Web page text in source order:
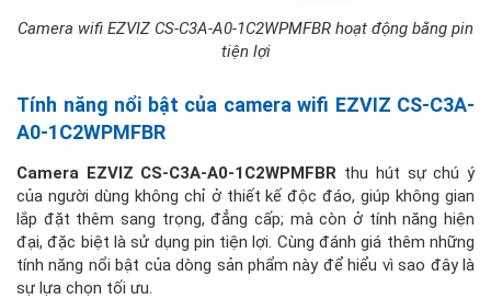
Camera wifi EZVIZ CS-C3A-A0-1C2WPMFBR hoạt động bằng pin
tiện lợi
Tính năng nổi bật của camera wifi EZVIZ CS-C3A-
A0-1C2WPMFBR
Camera EZVIZ CS-C3A-A0-1C2WPMFBR thu hút sự chú ý
của người dùng không chỉ ở thiết kế độc đáo, giúp không gian
lắp đặt thêm sang trọng, đẳng cấp; mà còn ở tính năng hiện
đại, đặc biệt là sử dụng pin tiện lợi. Cùng đánh giá thêm những
tính năng nổi bật của dòng sản phẩm này để hiểu vì sao đây là
sự lựa chọn tối ưu.